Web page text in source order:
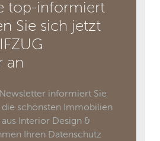
top-informiert
Sie sich jetzt
an
Newsletter informiert Sie
schönsten Immobilien
Interior Design &
Ihren Datenschutz